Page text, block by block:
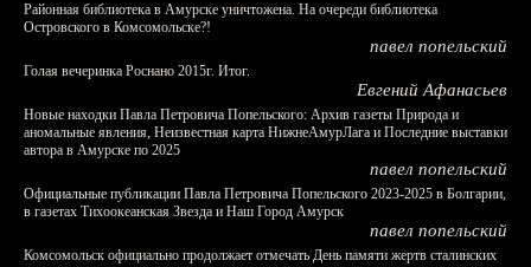
Районная библиотека в Амурске уничтожена. На очереди библиотека
Островского в Комсомольске?!
павел попельский
Голая вечеринка Роснано 2015г. Итог.
Евгений Афанасьев
Новые находки Павла Петровича Попельского: Архив газеты Природа и
аномальные явления, Неизвестная карта НижнеАмурЛага и Последние выставки
автора в Амурске по 2025
павел попельский
Официальные публикации Павла Петровича Попельского 2023-2025 в Болгарии,
в газетах Тихоокеанская Звезда и Наш Город Амурск
павел попельский
Комсомольск официально продолжает отмечать День памяти жертв сталинских